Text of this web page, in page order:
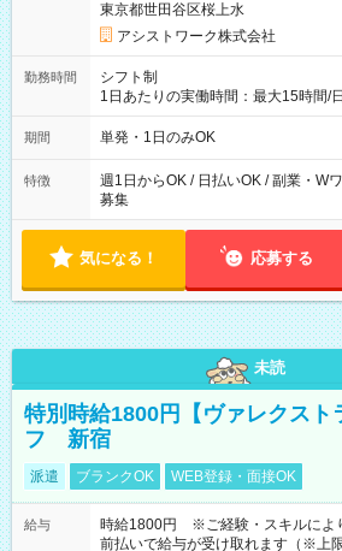
東京都世田谷区桜上水
アシストワーク株式会社
勤務時間
シフト制
1日あたりの実働時間：最大15時間/
勤務 勤務：月・水・金 休み：火・木・土・日 好き
可能です！ ※1日あたりの最大実働時間は日勤、夜勤共に勤務し
期間 単発・1日のみOK
特徴
週1日からOK / 日払いOK / 副業・W
募集
気になる！ 応募する
未読
特別時給1800円【ヴァレクスト
フ 新宿
派遣 ブランクOK WEB登録・面接OK
給与
時給1800円 ※ご経験・スキルによ
前払いで給与が受け取れます（※上